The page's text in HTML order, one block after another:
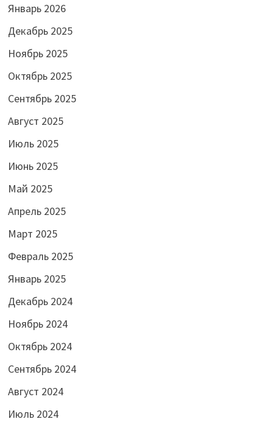
Январь 2026
Декабрь 2025
Ноябрь 2025
Октябрь 2025
Сентябрь 2025
Август 2025
Июль 2025
Июнь 2025
Май 2025
Апрель 2025
Март 2025
Февраль 2025
Январь 2025
Декабрь 2024
Ноябрь 2024
Октябрь 2024
Сентябрь 2024
Август 2024
Июль 2024